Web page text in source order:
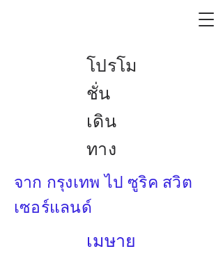
โปรโม
ชั่น
เดิน
ทาง
จาก กรุงเทพ ไป ซูริค สวิต
เซอร์แลนด์
เมษาย